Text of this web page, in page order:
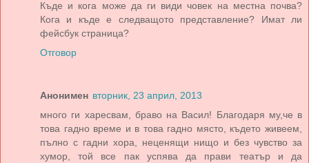
Къде и кога може да ги види човек на местна почва?
Кога и къде е следващото представление? Имат ли
фейсбук страница?
Отговор
Анонимен вторник, 23 април, 2013
много ги харесвам, браво на Васил! Благодаря му,че в
това гадно време и в това гадно място, където живеем,
пълно с гадни хора, неценящи нищо и без чувство за
хумор, той все пак успява да прави театър и да